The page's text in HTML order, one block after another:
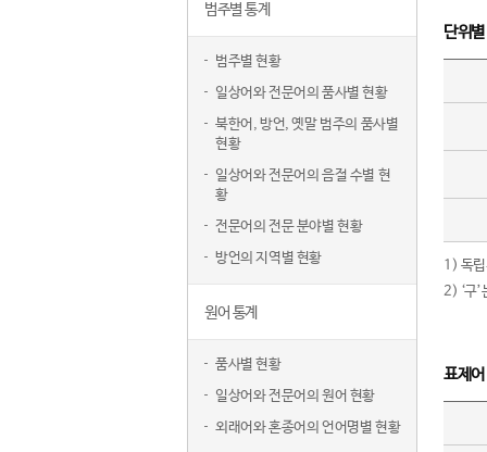
범주별 통계
범주별 현황
일상어와 전문어의 품사별 현황
북한어, 방언, 옛말 범주의 품사별
현황
일상어와 전문어의 음절 수별 현
황
전문어의 전문 분야별 현황
방언의 지역별 현황
원어 통계
품사별 현황
일상어와 전문어의 원어 현황
외래어와 혼종어의 언어명별 현황
단위
1) 독립
2) ‘구
표제